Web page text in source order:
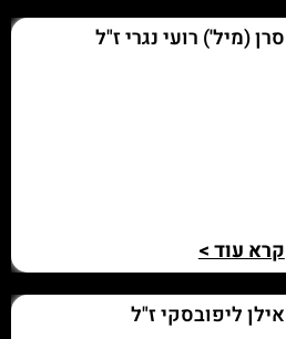
סרן (מיל') רועי נגרי ז"ל
קרא עוד >
אילן ליפובסקי ז"ל